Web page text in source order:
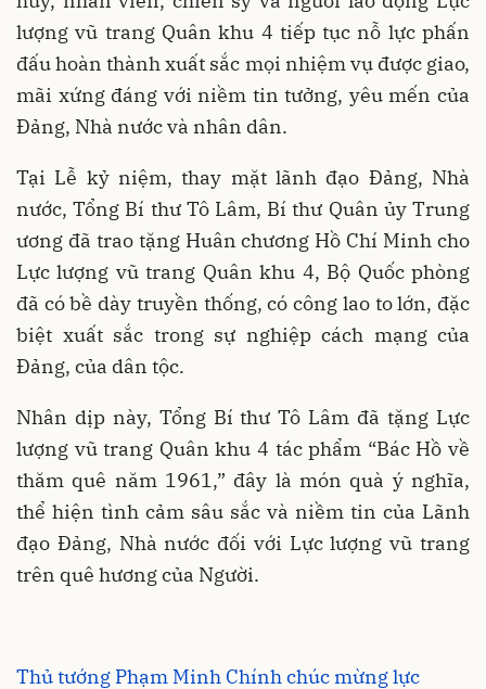
lượng vũ trang Quân khu 4 tiếp tục nỗ lực phấn
đấu hoàn thành xuất sắc mọi nhiệm vụ được giao,
mãi xứng đáng với niềm tin tưởng, yêu mến của
Đảng, Nhà nước và nhân dân.
Tại Lễ kỷ niệm, thay mặt lãnh đạo Đảng, Nhà
nước, Tổng Bí thư Tô Lâm, Bí thư Quân ủy Trung
ương đã trao tặng Huân chương Hồ Chí Minh cho
Lực lượng vũ trang Quân khu 4, Bộ Quốc phòng
đã có bề dày truyền thống, có công lao to lớn, đặc
biệt xuất sắc trong sự nghiệp cách mạng của
Đảng, của dân tộc.
Nhân dịp này, Tổng Bí thư Tô Lâm đã tặng Lực
lượng vũ trang Quân khu 4 tác phẩm “Bác Hồ về
thăm quê năm 1961,” đây là món quà ý nghĩa,
thể hiện tình cảm sâu sắc và niềm tin của Lãnh
đạo Đảng, Nhà nước đối với Lực lượng vũ trang
trên quê hương của Người.
Thủ tướng Phạm Minh Chính chúc mừng lực